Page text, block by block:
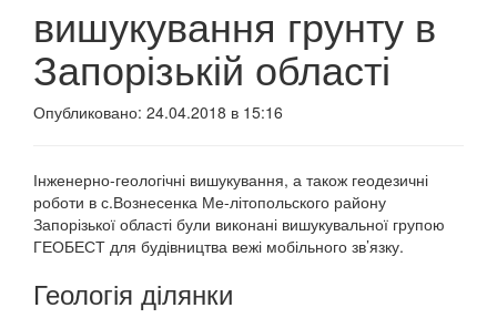
вишукування грунту в
Запорізькій області
Опубликовано: 24.04.2018 в 15:16
Інженерно-геологічні вишукування, а також геодезичні
роботи в с.Вознесенка Ме-літопольского району
Запорізької області були виконані вишукувальної групою
ГЕОБЕСТ для будівництва вежі мобільного зв’язку.
Геологія ділянки